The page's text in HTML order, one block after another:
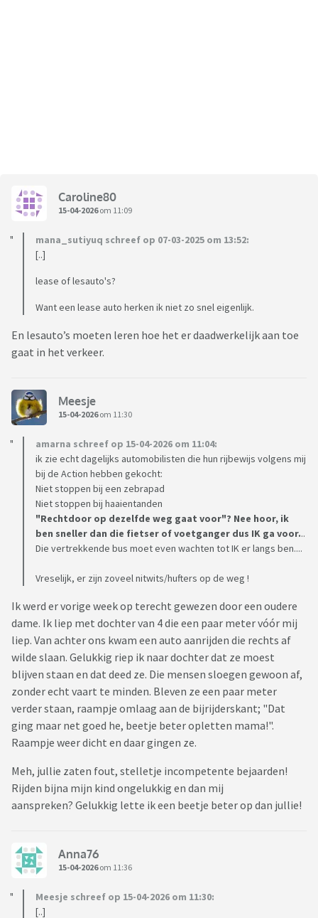
Caroline80
15-04-2026om 11:09
mana_sutiyuq schreef op 07-03-2025 om 13:52:
[..]
lease of lesauto's?
Want een lease auto herken ik niet zo snel eigenlijk.
En lesauto’s moeten leren hoe het er daadwerkelijk aan toe
gaat in het verkeer.
Meesje
15-04-2026om 11:30
amarna schreef op 15-04-2026 om 11:04:
ik zie echt dagelijks automobilisten die hun rijbewijs volgens mij
bij de Action hebben gekocht:
Niet stoppen bij een zebrapad
Niet stoppen bij haaientanden
"Rechtdoor op dezelfde weg gaat voor"? Nee hoor, ik
ben sneller dan die fietser of voetganger dus IK ga voor...
Die vertrekkende bus moet even wachten tot IK er langs ben....
Vreselijk, er zijn zoveel nitwits/hufters op de weg !
Ik werd er vorige week op terecht gewezen door een oudere
dame. Ik liep met dochter van 4 die een paar meter vóór mij
liep. Van achter ons kwam een auto aanrijden die rechts af
wilde slaan. Gelukkig riep ik naar dochter dat ze moest
blijven staan en dat deed ze. Die mensen sloegen gewoon af,
zonder echt vaart te minden. Bleven ze een paar meter
verder staan, raampje omlaag aan de bijrijderskant; "Dat
ging maar net goed he, beetje beter opletten mama!".
Raampje weer dicht en daar gingen ze.
Meh, jullie zaten fout, stelletje incompetente bejaarden!
Rijden bijna mijn kind ongelukkig en dan mij
aanspreken? Gelukkig lette ik een beetje beter op dan jullie!
Anna76
15-04-2026om 11:36
Meesje schreef op 15-04-2026 om 11:30:
[..]